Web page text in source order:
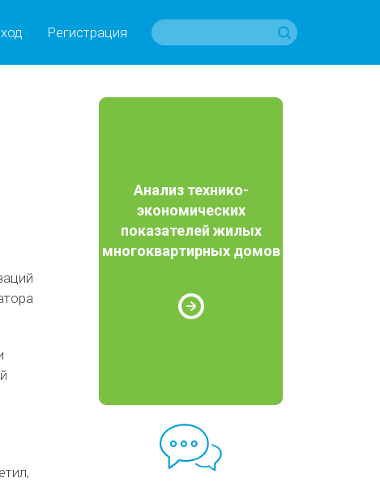
Регистрация
Анализ технико-
экономических
показателей жилых
многоквартирных домов